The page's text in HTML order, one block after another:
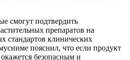
смогут подтвердить
препаратов на
стандартов клинических
пояснил, что если продукт
безопасным и